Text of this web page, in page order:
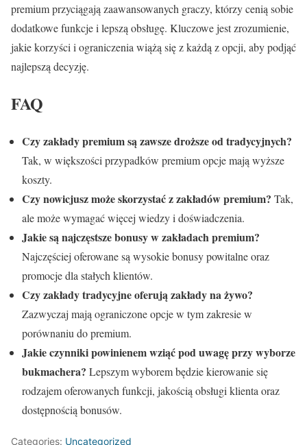
premium przyciągają zaawansowanych graczy, którzy cenią sobie
dodatkowe funkcje i lepszą obsługę. Kluczowe jest zrozumienie,
jakie korzyści i ograniczenia wiążą się z każdą z opcji, aby podjąć
najlepszą decyzję.
FAQ
Czy zakłady premium są zawsze droższe od tradycyjnych?
Tak, w większości przypadków premium opcje mają wyższe
koszty.
Czy nowicjusz może skorzystać z zakładów premium? Tak,
ale może wymagać więcej wiedzy i doświadczenia.
Jakie są najczęstsze bonusy w zakładach premium?
Najczęściej oferowane są wysokie bonusy powitalne oraz
promocje dla stałych klientów.
Czy zakłady tradycyjne oferują zakłady na żywo?
Zazwyczaj mają ograniczone opcje w tym zakresie w
porównaniu do premium.
Jakie czynniki powinienem wziąć pod uwagę przy wyborze
bukmachera? Lepszym wyborem będzie kierowanie się
rodzajem oferowanych funkcji, jakością obsługi klienta oraz
dostępnością bonusów.
Categories: Uncategorized